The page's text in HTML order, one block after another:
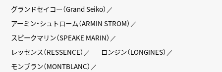
グランドセイコー（Grand Seiko）
アーミン・シュトローム（ARMIN STROM）
スピークマリン（SPEAKE MARIN）
レッセンス（RESSENCE）
ロンジン（LONGINES）
モンブラン（MONTBLANC）